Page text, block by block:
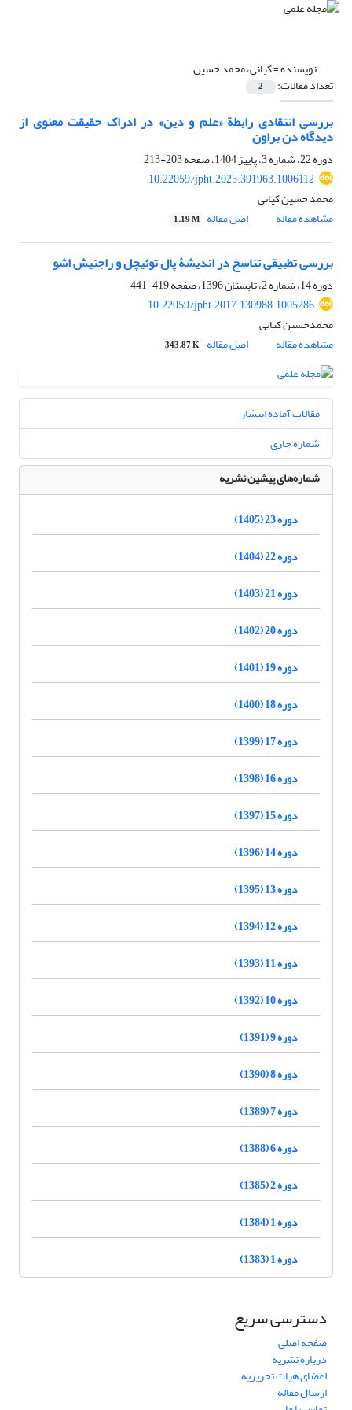
نویسنده =کیانی، محمد حسین
تعداد مقالات: 2
بررسی انتقادی رابطة «علم و دین» در ادراک حقیقت ‌معنوی از
دیدگاه دن براون
دوره 22، شماره 3، پاییز 1404، صفحه
203-213
10.22059/jpht.2025.391963.1006112
محمد حسین کیانی
مشاهده مقاله
اصل مقاله 1.19 M
بررسی تطبیقی تناسخ در اندیشۀ پال توئیچل و راجنیش اشو
دوره 14، شماره 2، تابستان 1396، صفحه
419-441
10.22059/jpht.2017.130988.1005286
محمدحسین کیانی
مشاهده مقاله
اصل مقاله 343.87 K
مقالات آماده انتشار
شماره جاری
شماره‌های پیشین نشریه
دوره 23 (1405)
دوره 22 (1404)
دوره 21 (1403)
دوره 20 (1402)
دوره 19 (1401)
دوره 18 (1400)
دوره 17 (1399)
دوره 16 (1398)
دوره 15 (1397)
دوره 14 (1396)
دوره 13 (1395)
دوره 12 (1394)
دوره 11 (1393)
دوره 10 (1392)
دوره 9 (1391)
دوره 8 (1390)
دوره 7 (1389)
دوره 6 (1388)
دوره 2 (1385)
دوره 1 (1384)
دوره 1 (1383)
دسترسی سریع
صفحه اصلی
درباره نشریه
اعضای هیات تحریریه
ارسال مقاله